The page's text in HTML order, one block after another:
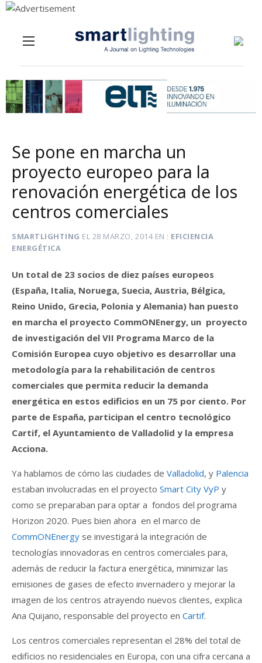
Se pone en marcha un
proyecto europeo para la
renovación energética de los
centros comerciales
SMARTLIGHTING EL 28 MARZO, 2014EN
EFICIENCIA
ENERGÉTICA
Un total de 23 socios de diez países europeos
(España, Italia, Noruega, Suecia, Austria, Bélgica,
Reino Unido, Grecia, Polonia y Alemania) han puesto
en marcha el proyecto CommONEnergy, un proyecto
de investigación del VII Programa Marco de la
Comisión Europea cuyo objetivo es desarrollar una
metodología para la rehabilitación de centros
comerciales que permita reducir la demanda
energética en estos edificios en un 75 por ciento. Por
parte de España, participan el centro tecnológico
Cartif, el Ayuntamiento de Valladolid y la empresa
Acciona.
Ya hablamos de cómo las ciudades de Valladolid, y Palencia
estaban involucradas en el proyecto Smart City VyP y
como se preparaban para optar a fondos del programa
Horizon 2020. Pues bien ahora en el marco de
CommONEnergy se investigará la integración de
tecnologías innovadoras en centros comerciales para,
además de reducir la factura energética, minimizar las
emisiones de gases de efecto invernadero y mejorar la
imagen de los centros atrayendo nuevos clientes, explica
Ana Quijano, responsable del proyecto en Cartif.
Los centros comerciales representan el 28% del total de
edificios no residenciales en Europa, con una cifra cercana a